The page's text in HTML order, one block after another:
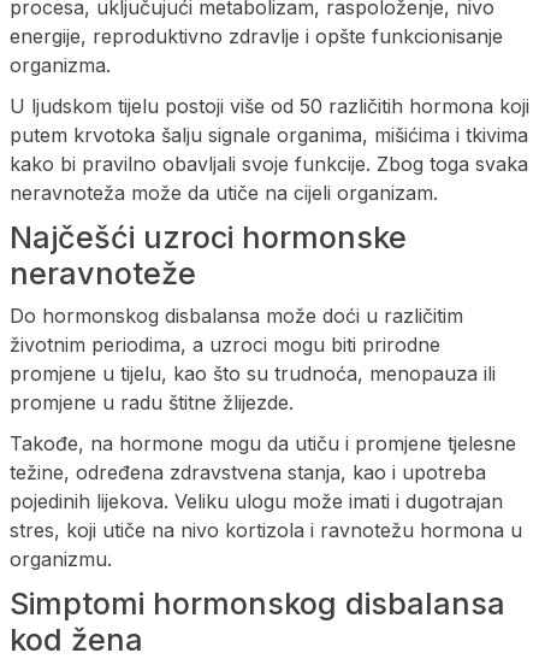
procesa, uključujući metabolizam, raspoloženje, nivo
energije, reproduktivno zdravlje i opšte funkcionisanje
organizma.
U ljudskom tijelu postoji više od 50 različitih hormona koji
putem krvotoka šalju signale organima, mišićima i tkivima
kako bi pravilno obavljali svoje funkcije. Zbog toga svaka
neravnoteža može da utiče na cijeli organizam.
Najčešći uzroci hormonske
neravnoteže
Do hormonskog disbalansa može doći u različitim
životnim periodima, a uzroci mogu biti prirodne
promjene u tijelu, kao što su trudnoća, menopauza ili
promjene u radu štitne žlijezde.
Takođe, na hormone mogu da utiču i promjene tjelesne
težine, određena zdravstvena stanja, kao i upotreba
pojedinih lijekova. Veliku ulogu može imati i dugotrajan
stres, koji utiče na nivo kortizola i ravnotežu hormona u
organizmu.
Simptomi hormonskog disbalansa
kod žena